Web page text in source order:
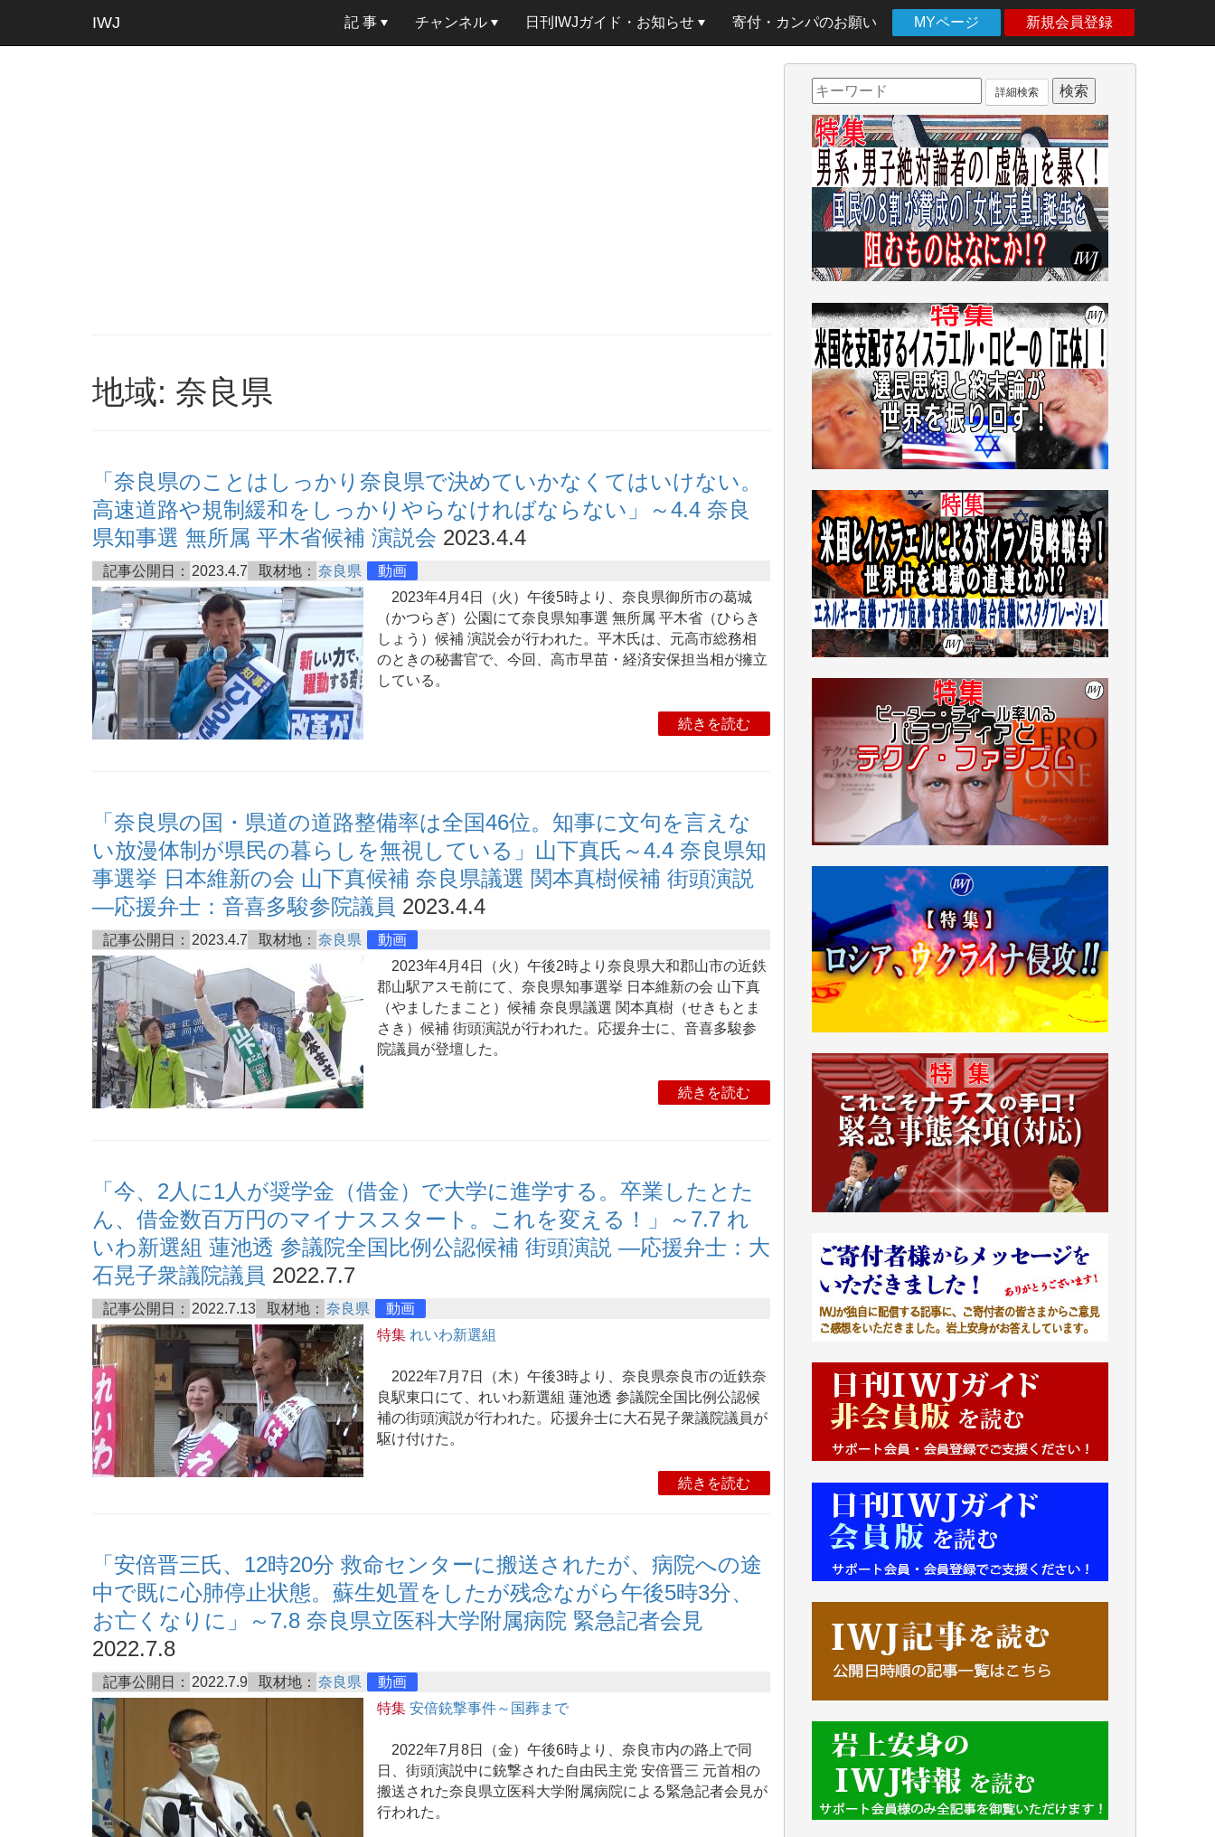
IWJ 記 事 チャンネル 日刊IWJガイド・お知らせ 寄付・カンパのお願い MYページ 新規会員登録
地域: 奈良県
「奈良県のことはしっかり奈良県で決めていかなくてはいけない。
高速道路や規制緩和をしっかりやらなければならない」～4.4 奈良
県知事選 無所属 平木省候補 演説会 2023.4.4
記事公開日： 2023.4.7 取材地： 奈良県
動画
2023年4月4日（火）午後5時より、奈良県御所市の葛城
（かつらぎ）公園にて奈良県知事選 無所属 平木省（ひらき
しょう）候補 演説会が行われた。平木氏は、元高市総務相
のときの秘書官で、今回、高市早苗・経済安保担当相が擁立
している。
続きを読む
「奈良県の国・県道の道路整備率は全国46位。知事に文句を言えな
い放漫体制が県民の暮らしを無視している」山下真氏～4.4 奈良県知
事選挙 日本維新の会 山下真候補 奈良県議選 関本真樹候補 街頭演説
―応援弁士：音喜多駿参院議員 2023.4.4
記事公開日： 2023.4.7 取材地： 奈良県
動画
2023年4月4日（火）午後2時より奈良県大和郡山市の近鉄
郡山駅アスモ前にて、奈良県知事選挙 日本維新の会 山下真
（やましたまこと）候補 奈良県議選 関本真樹（せきもとま
さき）候補 街頭演説が行われた。応援弁士に、音喜多駿参
院議員が登壇した。
続きを読む
「今、2人に1人が奨学金（借金）で大学に進学する。卒業したとた
ん、借金数百万円のマイナススタート。これを変える！」～7.7 れ
いわ新選組 蓮池透 参議院全国比例公認候補 街頭演説 ―応援弁士：大
石晃子衆議院議員 2022.7.7
記事公開日： 2022.7.13 取材地： 奈良県
動画
特集 れいわ新選組
2022年7月7日（木）午後3時より、奈良県奈良市の近鉄奈
良駅東口にて、れいわ新選組 蓮池透 参議院全国比例公認候
補の街頭演説が行われた。応援弁士に大石晃子衆議院議員が
駆け付けた。
続きを読む
「安倍晋三氏、12時20分 救命センターに搬送されたが、病院への途
中で既に心肺停止状態。蘇生処置をしたが残念ながら午後5時3分、
お亡くなりに」～7.8 奈良県立医科大学附属病院 緊急記者会見
2022.7.8
記事公開日： 2022.7.9 取材地： 奈良県
動画
特集 安倍銃撃事件～国葬まで
2022年7月8日（金）午後6時より、奈良市内の路上で同
日、街頭演説中に銃撃された自由民主党 安倍晋三 元首相の
搬送された奈良県立医科大学附属病院による緊急記者会見が
行われた。
詳細検索